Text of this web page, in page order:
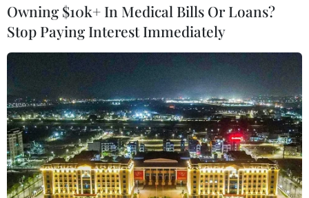
Theo dõi VietnamPlus
TIN LIÊN QUAN
Owning $10k+ In Medical Bills Or Loans?
Stop Paying Interest Immediately